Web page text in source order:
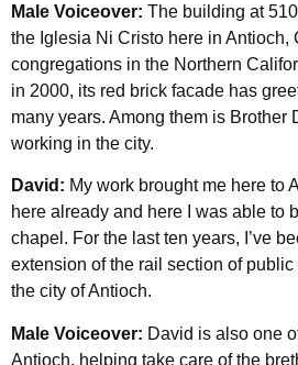
Male Voiceover: The building at
the Iglesia Ni Cristo here in Antioch,
congregations in the Northern
in 2000, its red brick facade has
many years. Among them is Brother
working in the city.
David: My work brought me here to
here already and here I was able to
chapel. For the last ten years, I’ve
extension of the rail section of
the city of Antioch.
Male Voiceover: David is also one
Antioch, helping take care of the